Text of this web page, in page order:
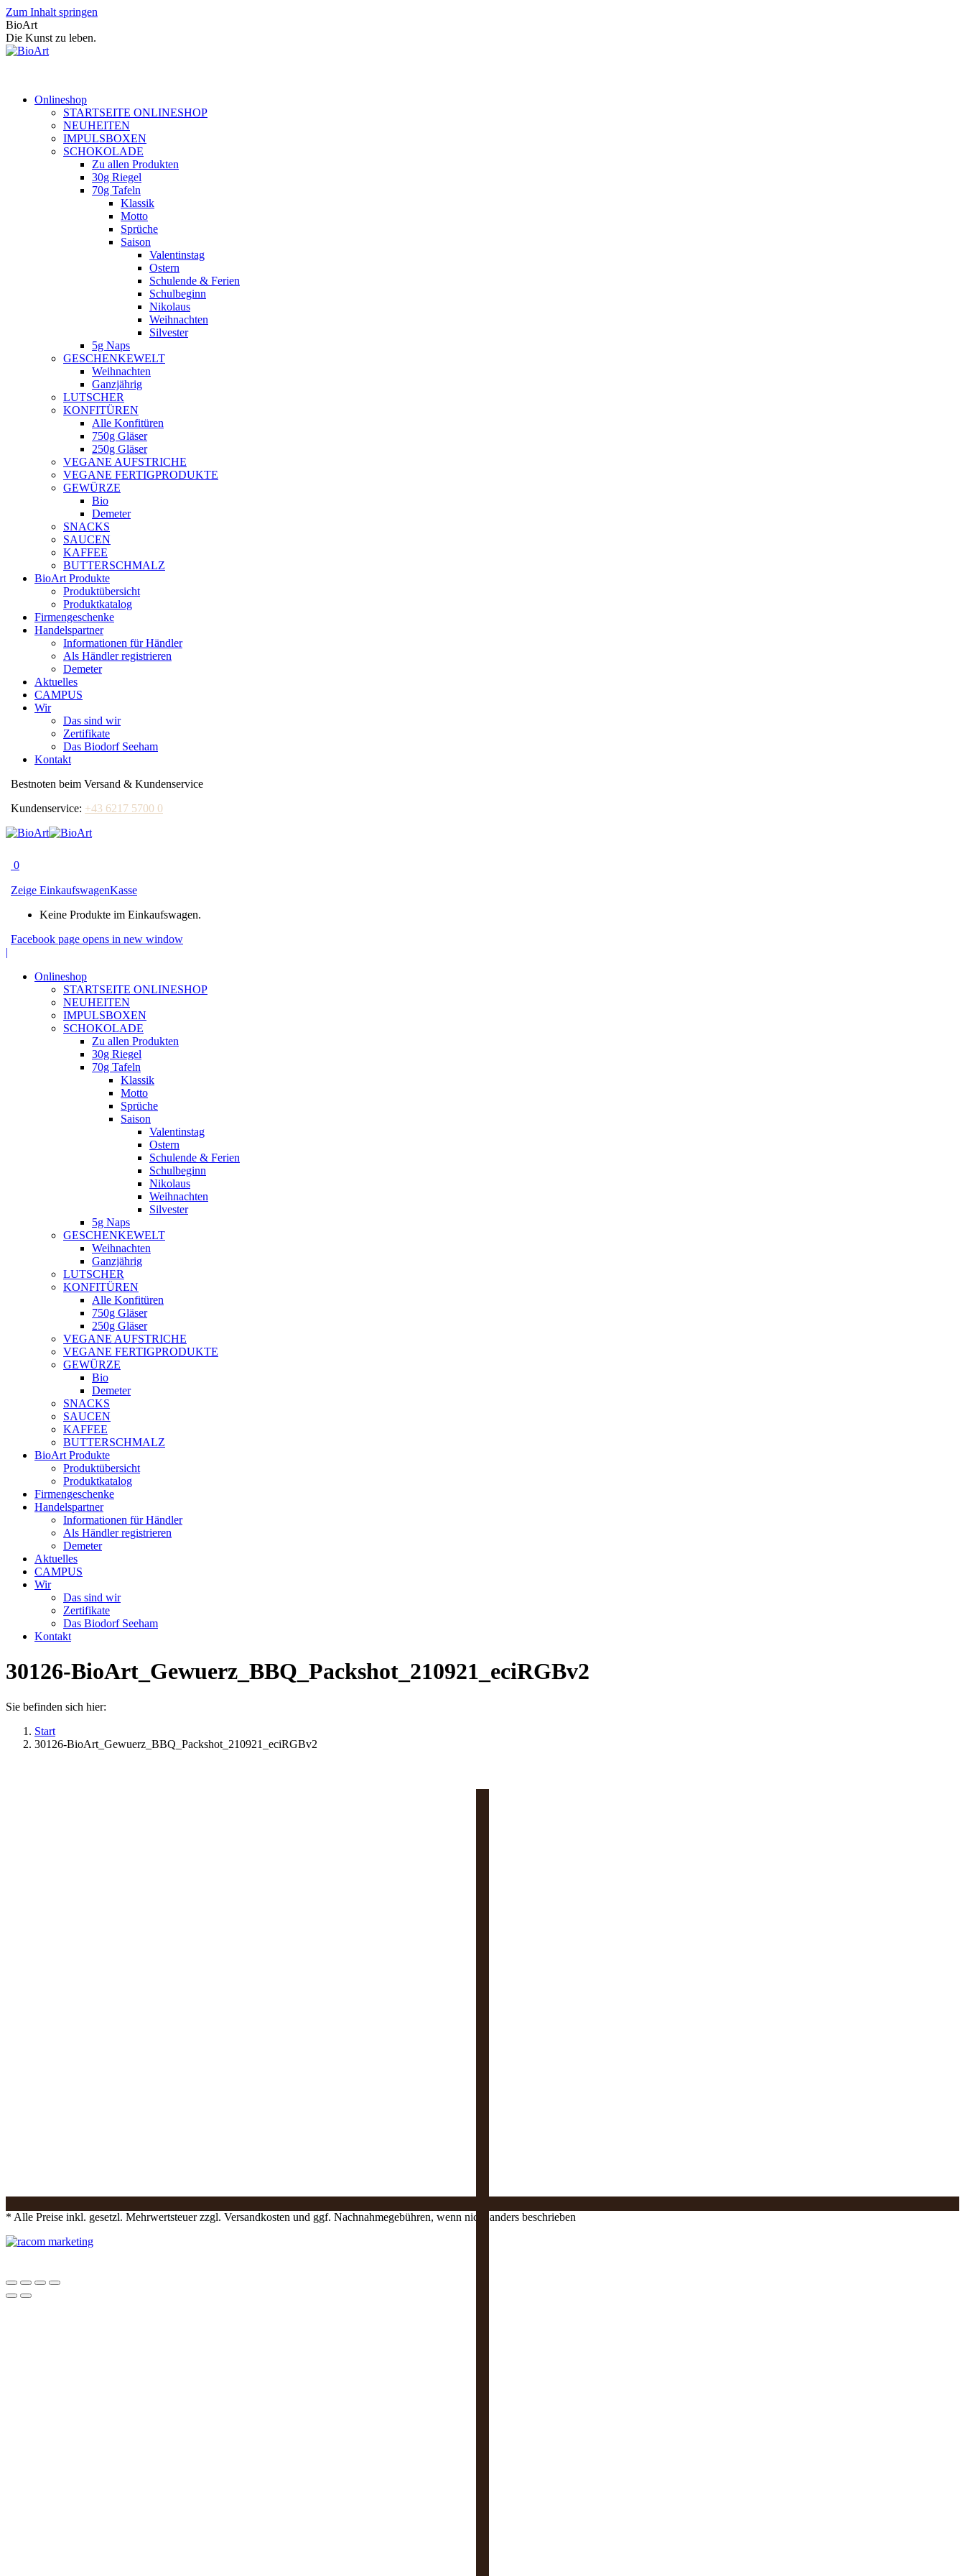
Zum Inhalt springen
BioArt
Die Kunst zu leben.
Onlineshop
STARTSEITE ONLINESHOP
NEUHEITEN
IMPULSBOXEN
SCHOKOLADE
Zu allen Produkten
30g Riegel
70g Tafeln
Klassik
Motto
Sprüche
Saison
Valentinstag
Ostern
Schulende & Ferien
Schulbeginn
Nikolaus
Weihnachten
Silvester
5g Naps
GESCHENKEWELT
Weihnachten
Ganzjährig
LUTSCHER
KONFITÜREN
Alle Konfitüren
750g Gläser
250g Gläser
VEGANE AUFSTRICHE
VEGANE FERTIGPRODUKTE
GEWÜRZE
Bio
Demeter
SNACKS
SAUCEN
KAFFEE
BUTTERSCHMALZ
BioArt Produkte
Produktübersicht
Produktkatalog
Firmengeschenke
Handelspartner
Informationen für Händler
Als Händler registrieren
Demeter
Aktuelles
CAMPUS
Wir
Das sind wir
Zertifikate
Das Biodorf Seeham
Kontakt
Bestnoten beim Versand & Kundenservice
Kundenservice: +43 6217 5700 0
0
Zeige EinkaufswagenKasse
Keine Produkte im Einkaufswagen.
Facebook page opens in new window
|
Onlineshop
STARTSEITE ONLINESHOP
NEUHEITEN
IMPULSBOXEN
SCHOKOLADE
Zu allen Produkten
30g Riegel
70g Tafeln
Klassik
Motto
Sprüche
Saison
Valentinstag
Ostern
Schulende & Ferien
Schulbeginn
Nikolaus
Weihnachten
Silvester
5g Naps
GESCHENKEWELT
Weihnachten
Ganzjährig
LUTSCHER
KONFITÜREN
Alle Konfitüren
750g Gläser
250g Gläser
VEGANE AUFSTRICHE
VEGANE FERTIGPRODUKTE
GEWÜRZE
Bio
Demeter
SNACKS
SAUCEN
KAFFEE
BUTTERSCHMALZ
BioArt Produkte
Produktübersicht
Produktkatalog
Firmengeschenke
Handelspartner
Informationen für Händler
Als Händler registrieren
Demeter
Aktuelles
CAMPUS
Wir
Das sind wir
Zertifikate
Das Biodorf Seeham
Kontakt
30126-BioArt_Gewuerz_BBQ_Packshot_210921_eciRGBv2
Sie befinden sich hier:
Start
30126-BioArt_Gewuerz_BBQ_Packshot_210921_eciRGBv2
* Alle Preise inkl. gesetzl. Mehrwertsteuer zzgl. Versandkosten und ggf. Nachnahmegebühren, wenn nicht anders beschrieben